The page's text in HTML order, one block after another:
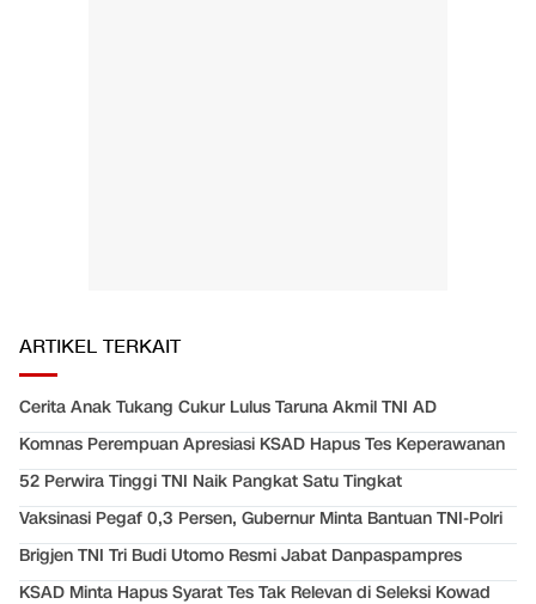
ARTIKEL TERKAIT
Cerita Anak Tukang Cukur Lulus Taruna Akmil TNI AD
Komnas Perempuan Apresiasi KSAD Hapus Tes Keperawanan
52 Perwira Tinggi TNI Naik Pangkat Satu Tingkat
Vaksinasi Pegaf 0,3 Persen, Gubernur Minta Bantuan TNI-Polri
Brigjen TNI Tri Budi Utomo Resmi Jabat Danpaspampres
KSAD Minta Hapus Syarat Tes Tak Relevan di Seleksi Kowad